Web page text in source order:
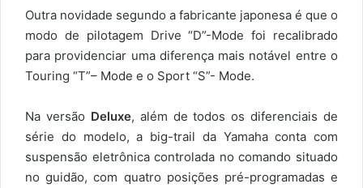
Outra novidade segundo a fabricante japonesa é que o
modo de pilotagem Drive “D”-Mode foi recalibrado
para providenciar uma diferença mais notável entre o
Touring “T”– Mode e o Sport “S”- Mode.
Na versão Deluxe, além de todos os diferenciais de
série do modelo, a big-trail da Yamaha conta com
suspensão eletrônica controlada no comando situado
no guidão, com quatro posições pré-programadas e